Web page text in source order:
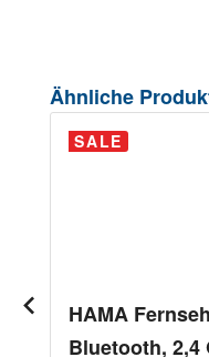
Produktgalerie
Ähnliche
SALE
HAMA
Bluetooth, 2,4